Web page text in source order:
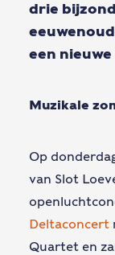
drie
een
Muzikale
Op
van Slot
Deltaconcert
Quartet en